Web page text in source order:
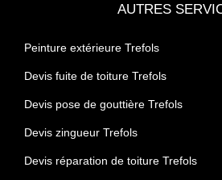
AUTRES
Peinture extérieure Trefols
Devis fuite de toiture Trefols
Devis pose de gouttière Trefols
Devis zingueur Trefols
Devis réparation de toiture Trefols